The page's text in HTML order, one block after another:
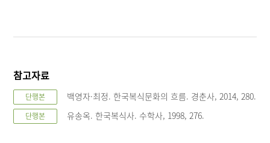
참고자료
단행본 백영자·최정. 한국복식문화의 흐름. 경춘사, 2014, 280.
단행본 유송옥. 한국복식사. 수학사, 1998, 276.